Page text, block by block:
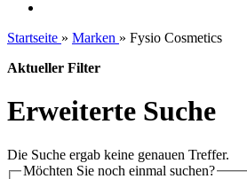
Startseite » Marken » Fysio Cosmetics
Aktueller Filter
Erweiterte Suche
Die Suche ergab keine genauen Treffer.
Möchten Sie noch einmal suchen?